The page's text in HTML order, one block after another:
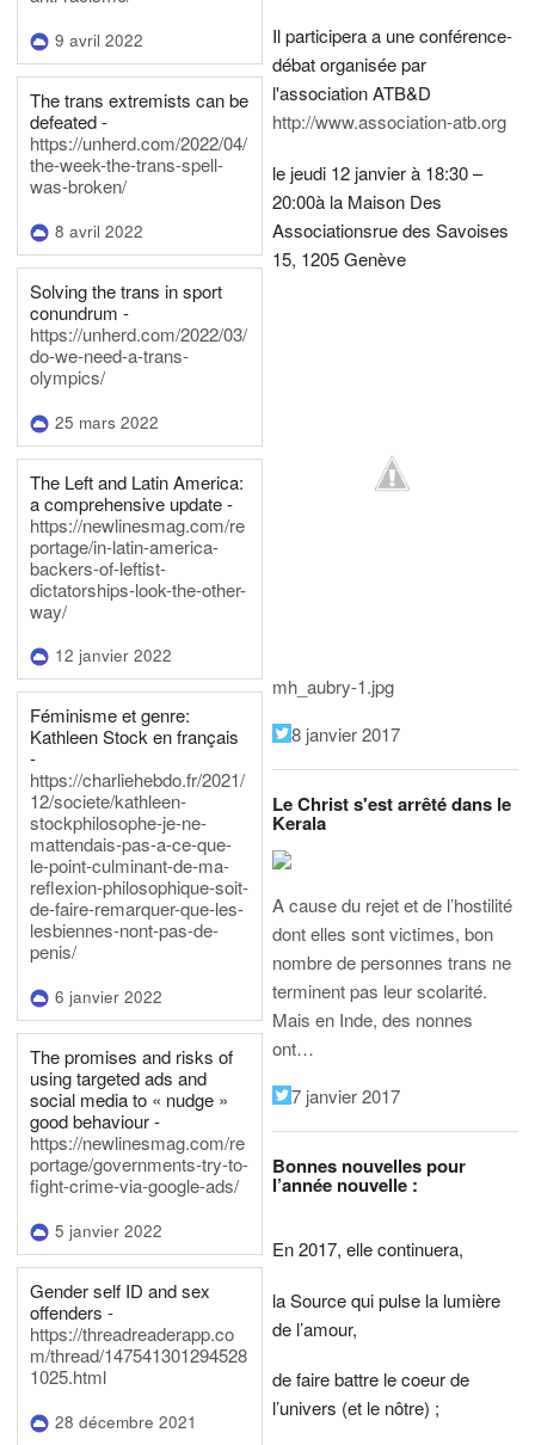
9 avril 2022
The trans extremists can be
defeated -
https://unherd.com/2022/04/
the-week-the-trans-spell-
was-broken/
8 avril 2022
Solving the trans in sport
conundrum -
https://unherd.com/2022/03/
do-we-need-a-trans-
olympics/
25 mars 2022
The Left and Latin America:
a comprehensive update -
https://newlinesmag.com/re
portage/in-latin-america-
backers-of-leftist-
dictatorships-look-the-other-
way/
12 janvier 2022
Féminisme et genre:
Kathleen Stock en français
-
https://charliehebdo.fr/2021/
12/societe/kathleen-
stockphilosophe-je-ne-
mattendais-pas-a-ce-que-
le-point-culminant-de-ma-
reflexion-philosophique-soit-
de-faire-remarquer-que-les-
lesbiennes-nont-pas-de-
penis/
6 janvier 2022
The promises and risks of
using targeted ads and
social media to « nudge »
good behaviour -
https://newlinesmag.com/re
portage/governments-try-to-
fight-crime-via-google-ads/
5 janvier 2022
Gender self ID and sex
offenders -
https://threadreaderapp.co
m/thread/147541301294528
1025.html
28 décembre 2021
Il participera a une conférence-
débat organisée par
l'association ATB&D
http://www.association-atb.org
le jeudi 12 janvier à 18:30 –
20:00à la Maison Des
Associationsrue des Savoises
15, 1205 Genève
mh_aubry-1.jpg
8 janvier 2017
Le Christ s'est arrêté dans le
Kerala
A cause du rejet et de l’hostilité
dont elles sont victimes, bon
nombre de personnes trans ne
terminent pas leur scolarité.
Mais en Inde, des nonnes
ont…
7 janvier 2017
Bonnes nouvelles pour
l’année nouvelle :
En 2017, elle continuera,
la Source qui pulse la lumière
de l’amour,
de faire battre le coeur de
l’univers (et le nôtre) ;